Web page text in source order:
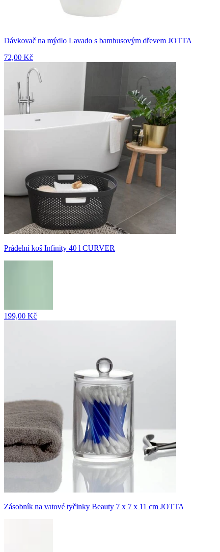
Dávkovač na mýdlo Lavado s bambusovým dřevem JOTTA
72,00 Kč
Prádelní koš Infinity 40 l CURVER
199,00 Kč
Zásobník na vatové tyčinky Beauty 7 x 7 x 11 cm JOTTA